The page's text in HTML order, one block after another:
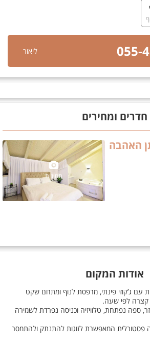
055- ליאור
חדרים ומחירים
האהבה
תמונות
אודות המקום
עם ג’קוזי פינתי, מרפסת לנוף ומתחם שקט
קצרה לפי שעה.
ספה נפתחת, טלוויזיה וכניסה נפרדת לשמירה
פסטורלית המאפשרת לזוגות להתנתק ולהתמסר